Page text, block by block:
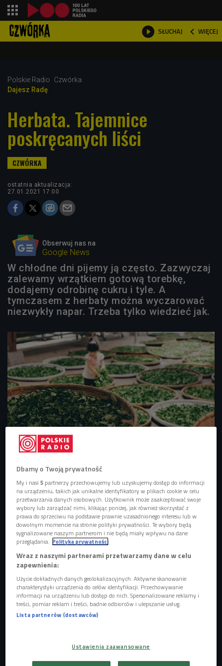
 SŁUCHAJ  WIĘCEJ

Polskie Radio
Czwórka
Dajesz Radę
Herbata. Tajemnice
poskręcanych liści
ostatnia aktualizacja:
27.01.2021 17:00
Obserwuj nas na
Google News
W chłodne dni pijemy ją często. Zazwyczaj
zalewamy wrzątkiem gotową torebkę,
dodajemy odrobinę cukru i tyle. A
tymczasem z herbaty można wyczarować
niezwykły napar. Trzeba tylko wiedzieć jak.
(zdj. ilustracyjne) Foto: Free-Photos/Pixabay.com
Czarna królowa
Dziennie wypija się na całym świecie około 3 miliardów
filiżanek herbaty i jest to drugi najpopularniejszy napój po
wodzie.Polacy najchętniej piją czarną herbatę, w torebkach.
- "Ekspresówki" nadal królują na naszych stołach, ale z
moich obserwacji wynika, że jesteśmy tego napoju coraz
ciekawsi, nie tylko w kolorze czarnym, ale też w innych
odmianach - opowiada
Czajnikowy.pl.
POSŁUCHAJ
Dbamy o Twoją prywatność
My i nasi 5 partnerzy przechowujemy lub uzyskujemy dostęp do informacji
na urządzeniu, takich jak unikalne identyfikatory w plikach cookie w celu
przetwarzania danych osobowych. Użytkownik może zaakceptować swoje
wybory lub zarządzać nimi, klikając poniżej, jak również skorzystać z
prawa do sprzeciwu na podstawie prawnie uzasadnionego interesu lub w
dowolnym momencie na stronie polityki prywatności. Te wybory będą
sygnalizowane naszym partnerom i nie będą miały wpływu na dane
przeglądania.
Polityka prywatności
Wraz z naszymi partnerami przetwarzamy dane w celu
zapewnienia:
Użycie dokładnych danych geolokalizacyjnych. Aktywne skanowanie
charakterystyki urządzenia do celów identyfikacji. Przechowywanie
informacji na urządzeniu lub dostęp do nich. Spersonalizowane reklamy i
treści, pomiar reklam i treści, badnie odbiorców i ulepszanie usług.
Lista partnerów (dostawców)
Ustawienia zaawansowane